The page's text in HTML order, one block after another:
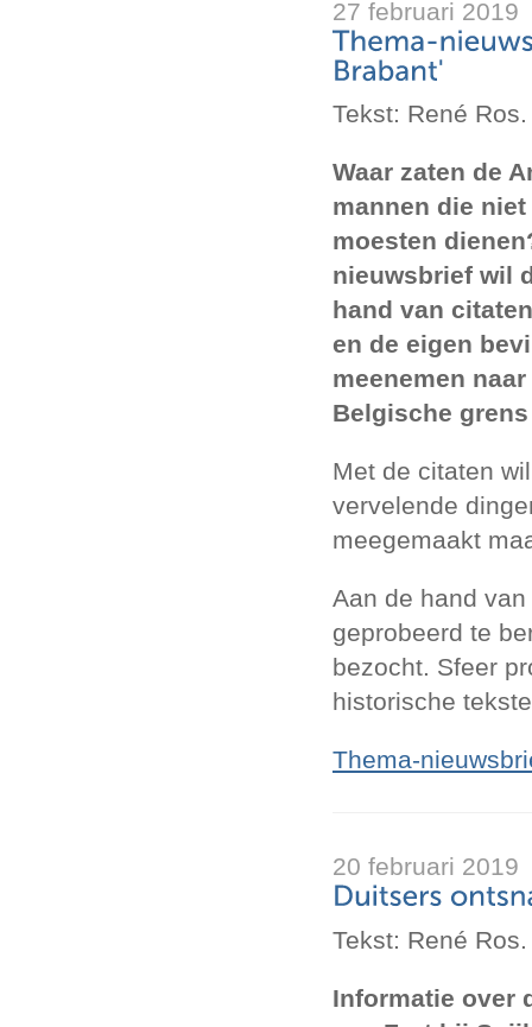
27 februari 2019
Tekst: René Ros.
Waar zaten de
mannen die
moesten
nieuwsbrief wil
hand van
en de eigen
meenemen
Belgische
Met de citaten
vervelende
meegemaakt
Aan de hand
geprobeerd te
bezocht. Sfeer
historische
Thema-
20 februari 2019
Tekst: René Ros.
Informatie over